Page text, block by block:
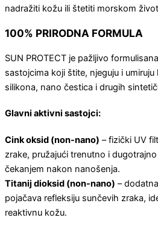
nadražiti kožu ili štetiti morskom
100% PRIRODNA FORMULA
SUN PROTECT je pažljivo
sastojcima koji štite, njeguju i
silikona, nano čestica i drugih
Glavni aktivni sastojci:
Cink oksid (non-nano) – fizički UV
zrake, pružajući trenutno i
čekanjem nakon nanošenja.
Titanij dioksid (non-nano) –
pojačava refleksiju sunčevih zraka,
reaktivnu kožu.